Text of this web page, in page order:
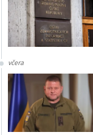
včera